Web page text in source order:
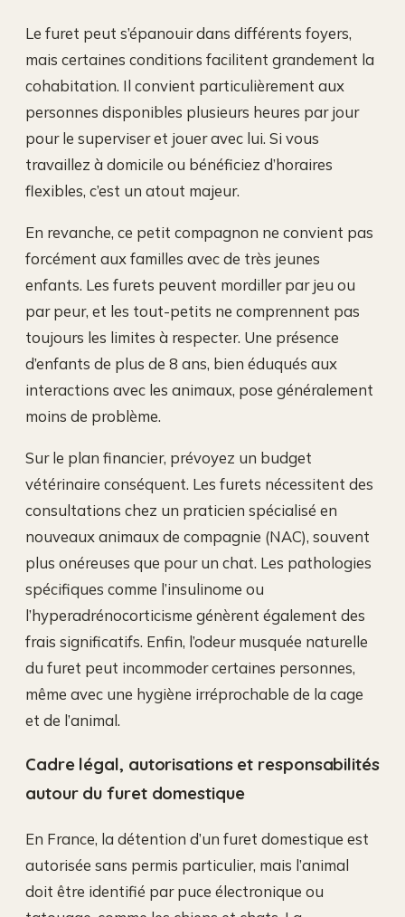
Le furet peut s’épanouir dans différents foyers,
mais certaines conditions facilitent grandement la
cohabitation. Il convient particulièrement aux
personnes disponibles plusieurs heures par jour
pour le superviser et jouer avec lui. Si vous
travaillez à domicile ou bénéficiez d’horaires
flexibles, c’est un atout majeur.
En revanche, ce petit compagnon ne convient pas
forcément aux familles avec de très jeunes
enfants. Les furets peuvent mordiller par jeu ou
par peur, et les tout-petits ne comprennent pas
toujours les limites à respecter. Une présence
d’enfants de plus de 8 ans, bien éduqués aux
interactions avec les animaux, pose généralement
moins de problème.
Sur le plan financier, prévoyez un budget
vétérinaire conséquent. Les furets nécessitent des
consultations chez un praticien spécialisé en
nouveaux animaux de compagnie (NAC), souvent
plus onéreuses que pour un chat. Les pathologies
spécifiques comme l’insulinome ou
l’hyperadrénocorticisme génèrent également des
frais significatifs. Enfin, l’odeur musquée naturelle
du furet peut incommoder certaines personnes,
même avec une hygiène irréprochable de la cage
et de l’animal.
Cadre légal, autorisations et responsabilités
autour du furet domestique
En France, la détention d’un furet domestique est
autorisée sans permis particulier, mais l’animal
doit être identifié par puce électronique ou